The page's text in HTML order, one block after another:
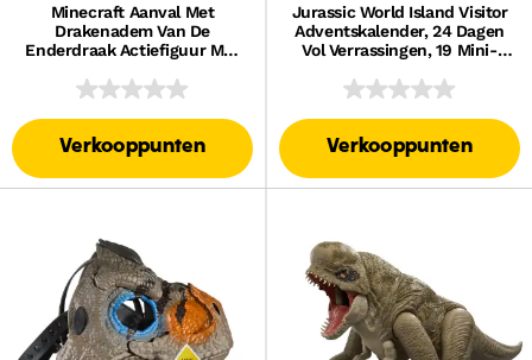
Minecraft Aanval Met
Drakenadem Van De
Enderdraak Actiefiguur Met
Vleugelspanwijdte Van Ruim
Verkooppunten
Jurassic World Island Visitor
Adventskalender, 24 Dagen
Vol Verrassingen, 19 Mini-
Verkooppunten